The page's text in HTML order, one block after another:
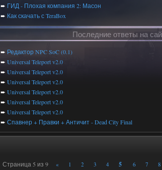
➨ ГИД - Плохая компания 2: Масон
➨ Как скачать с TeraBox
Последние ответы на
➨ Редактор NPC SoC (0.1)
➨ Universal Teleport v2.0
➨ Universal Teleport v2.0
➨ Universal Teleport v2.0
➨ Universal Teleport v2.0
➨ Universal Teleport v2.0
➨ Universal Teleport v2.0
➨ Спавнер + Правки + Античит - Dead City Final
Страница 5 из 9 « 1 2 3 4 5 6 7 8